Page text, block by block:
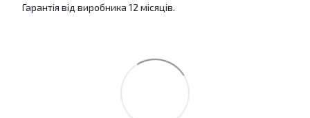
Гарантія від виробника 12 місяців.